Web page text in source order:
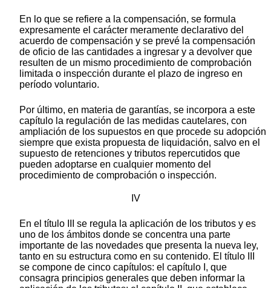
En lo que se refiere a la compensación, se formula
expresamente el carácter meramente declarativo del
acuerdo de compensación y se prevé la compensación
de oficio de las cantidades a ingresar y a devolver que
resulten de un mismo procedimiento de comprobación
limitada o inspección durante el plazo de ingreso en
período voluntario.
Por último, en materia de garantías, se incorpora a este
capítulo la regulación de las medidas cautelares, con
ampliación de los supuestos en que procede su adopción
siempre que exista propuesta de liquidación, salvo en el
supuesto de retenciones y tributos repercutidos que
pueden adoptarse en cualquier momento del
procedimiento de comprobación o inspección.
IV
En el título III se regula la aplicación de los tributos y es
uno de los ámbitos donde se concentra una parte
importante de las novedades que presenta la nueva ley,
tanto en su estructura como en su contenido. El título III
se compone de cinco capítulos: el capítulo I, que
consagra principios generales que deben informar la